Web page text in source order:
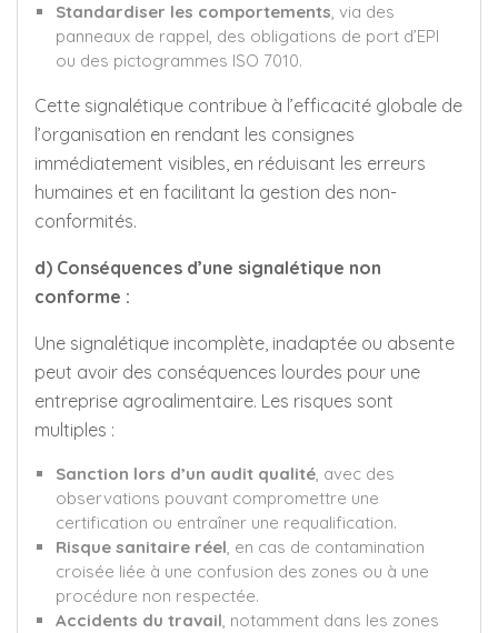
Standardiser les comportements, via des
panneaux de rappel, des obligations de port d’EPI
ou des pictogrammes ISO 7010.
Cette signalétique contribue à l’efficacité globale de
l’organisation en rendant les consignes
immédiatement visibles, en réduisant les erreurs
humaines et en facilitant la gestion des non-
conformités.
d) Conséquences d’une signalétique non
conforme :
Une signalétique incomplète, inadaptée ou absente
peut avoir des conséquences lourdes pour une
entreprise agroalimentaire. Les risques sont
multiples :
Sanction lors d’un audit qualité, avec des
observations pouvant compromettre une
certification ou entraîner une requalification.
Risque sanitaire réel, en cas de contamination
croisée liée à une confusion des zones ou à une
procédure non respectée.
Accidents du travail, notamment dans les zones